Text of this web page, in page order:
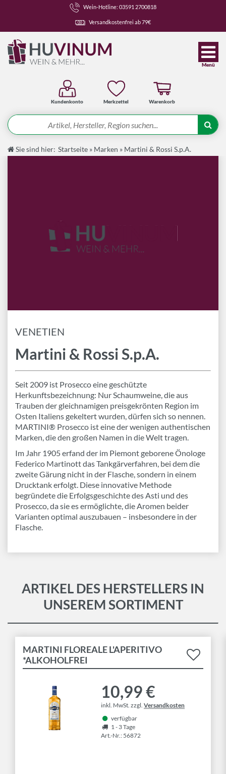
Wein-Hotline: 03591 2700818
Versandkostenfrei ab 79€
Kundenkonto Merkzettel Warenkorb
Menü
Angebote
Geschenk-Pakete
Marken
Magazin
Schlagworte
Sie sind hier: Startseite » Marken » Martini & Rossi S.p.A.
VENETIEN
Martini & Rossi S.p.A.
Seit 2009 ist Prosecco eine geschützte
Herkunftsbezeichnung: Nur Schaumweine, die aus
Trauben der gleichnamigen preisgekrönten Region im
Osten Italiens gekeltert wurden, dürfen sich so nennen.
MARTINI® Prosecco ist eine der wenigen authentischen
Marken, die den großen Namen in die Welt tragen.
Im Jahr 1905 erfand der im Piemont geborene Önologe
Federico Martinott das Tankgärverfahren, bei dem die
zweite Gärung nicht in der Flasche, sondern in einem
Drucktank erfolgt. Diese innovative Methode
begründete die Erfolgsgeschichte des Asti und des
Prosecco, da sie es ermöglichte, die Aromen beider
Varianten optimal auszubauen – insbesondere in der
Flasche.
ARTIKEL DES HERSTELLERS IN
UNSEREM SORTIMENT
MARTINI FLOREALE L'APERITIVO
*ALKOHOLFREI
10,99 €
inkl. MwSt. zzgl. Versandkosten
verfügbar
1 - 3 Tage
Art.-Nr.: 56872